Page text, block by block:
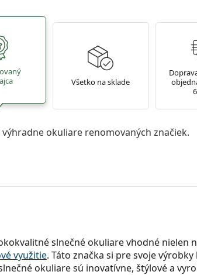
Všetko na sklade
výhradne okuliare renomovaných značiek.
slnečné okuliare vhodné nielen
využitie. Táto značka si pre svoje výrobky
okuliare sú inovatívne, štýlové a